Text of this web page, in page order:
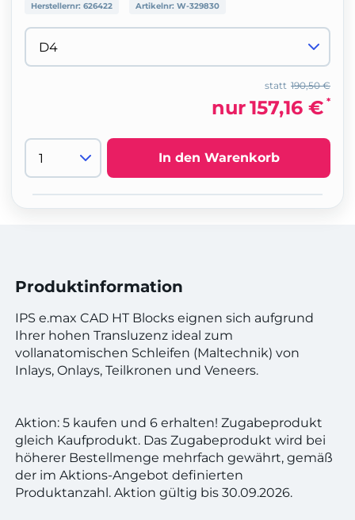
Herstellernr: 626422 Artikelnr: W-329830
190,50 €
statt
nur157,16 € *
In den Warenkorb
Produktinformation
IPS e.max CAD HT Blocks eignen sich aufgrund
Ihrer hohen Transluzenz ideal zum
vollanatomischen Schleifen (Maltechnik) von
Inlays, Onlays, Teilkronen und Veneers.
Aktion: 5 kaufen und 6 erhalten! Zugabeprodukt
gleich Kaufprodukt. Das Zugabeprodukt wird bei
höherer Bestellmenge mehrfach gewährt, gemäß
der im Aktions-Angebot definierten
Produktanzahl. Aktion gültig bis 30.09.2026.